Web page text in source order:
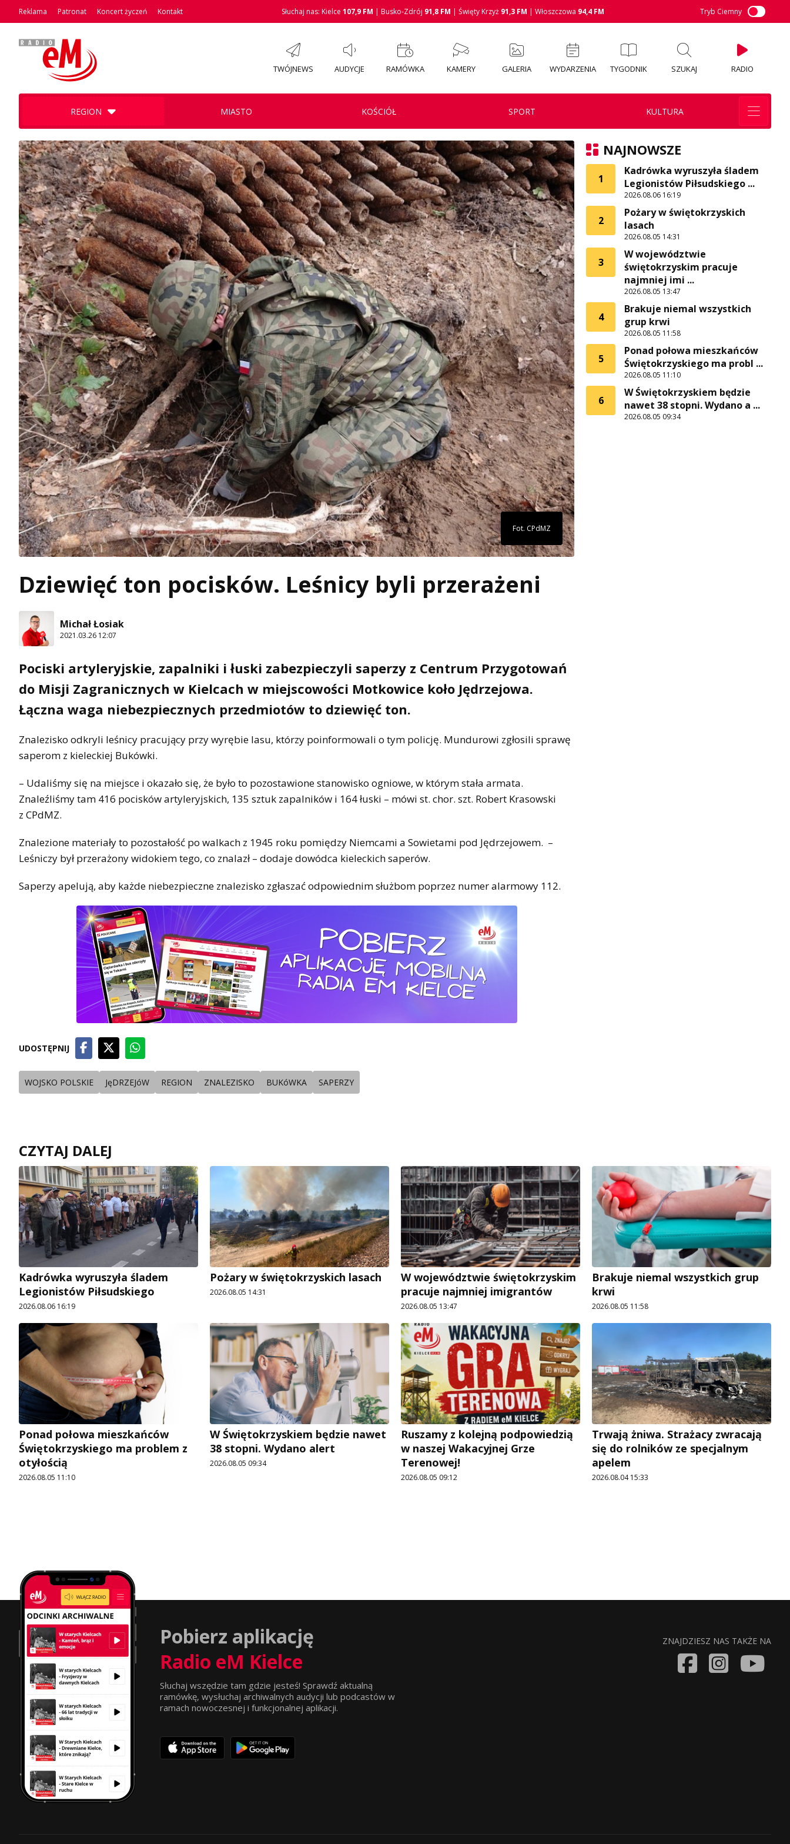
Reklama Patronat Koncert życzeń Kontakt Słuchaj nas: Kielce 107,9 FM | Busko-Zdrój 91,8 FM | Święty Krzyż 91,3 FM | Włoszczowa 94,4 FM Tryb Ciemny
TWÓJNEWS AUDYCJE RAMÓWKA KAMERY GALERIA WYDARZENIA TYGODNIK SZUKAJ RADIO
REGION MIASTO KOŚCIÓŁ SPORT KULTURA
Fot. CPdMZ
Dziewięć ton pocisków. Leśnicy byli przerażeni
Michał Łosiak
2021.03.26 12:07
Pociski artyleryjskie, zapalniki i łuski zabezpieczyli saperzy z Centrum Przygotowań
do Misji Zagranicznych w Kielcach w miejscowości Motkowice koło Jędrzejowa.
Łączna waga niebezpiecznych przedmiotów to dziewięć ton.
Znalezisko odkryli leśnicy pracujący przy wyrębie lasu, którzy poinformowali o tym policję. Mundurowi zgłosili sprawę
saperom z kieleckiej Bukówki.
– Udaliśmy się na miejsce i okazało się, że było to pozostawione stanowisko ogniowe, w którym stała armata.
Znaleźliśmy tam 416 pocisków artyleryjskich, 135 sztuk zapalników i 164 łuski – mówi st. chor. szt. Robert Krasowski
z CPdMZ.
Znalezione materiały to pozostałość po walkach z 1945 roku pomiędzy Niemcami a Sowietami pod Jędrzejowem. –
Leśniczy był przerażony widokiem tego, co znalazł – dodaje dowódca kieleckich saperów.
Saperzy apelują, aby każde niebezpieczne znalezisko zgłaszać odpowiednim służbom poprzez numer alarmowy 112.
UDOSTĘPNIJ
WOJSKO POLSKIE JęDRZEJóW REGION ZNALEZISKO BUKóWKA SAPERZY
NAJNOWSZE
1
Kadrówka wyruszyła śladem
Legionistów Piłsudskiego ...
2026.08.06 16:19
2
Pożary w świętokrzyskich
lasach
2026.08.05 14:31
3
W województwie
świętokrzyskim pracuje
najmniej imi ...
2026.08.05 13:47
4
Brakuje niemal wszystkich
grup krwi
2026.08.05 11:58
5
Ponad połowa mieszkańców
Świętokrzyskiego ma probl ...
2026.08.05 11:10
6
W Świętokrzyskiem będzie
nawet 38 stopni. Wydano a ...
2026.08.05 09:34
CZYTAJ DALEJ
Kadrówka wyruszyła śladem
Legionistów Piłsudskiego
2026.08.06 16:19
Pożary w świętokrzyskich lasach
2026.08.05 14:31
W województwie świętokrzyskim
pracuje najmniej imigrantów
2026.08.05 13:47
Brakuje niemal wszystkich grup
krwi
2026.08.05 11:58
Ponad połowa mieszkańców
Świętokrzyskiego ma problem z
otyłością
2026.08.05 11:10
W Świętokrzyskiem będzie nawet
38 stopni. Wydano alert
2026.08.05 09:34
Ruszamy z kolejną podpowiedzią
w naszej Wakacyjnej Grze
Terenowej!
2026.08.05 09:12
Trwają żniwa. Strażacy zwracają
się do rolników ze specjalnym
apelem
2026.08.04 15:33
Pobierz aplikację
Radio eM Kielce
Słuchaj wszędzie tam gdzie jesteś! Sprawdź aktualną
ramówkę, wysłuchaj archiwalnych audycji lub podcastów w
ramach nowoczesnej i funkcjonalnej aplikacji.
ZNAJDZIESZ NAS TAKŻE NA